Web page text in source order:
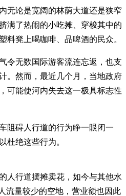
无论是宽阔的林荫大道还是狭窄
满了热闹的小吃摊、穿梭其中的
料凳上喝咖啡、品啤酒的民众。
令无数国际游客流连忘返，也支
。然而，最近几个月，当地政府
可能使河内失去这一极具标志性
阻碍人行道的行为睁一眼闭一
杜绝这些行为。
人行道摆摊卖花，如今与其他水
流量较少的空地，营业额也因此